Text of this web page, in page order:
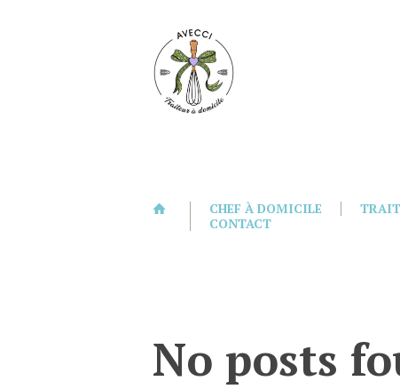
CHEF À DOMICILE
CONTACT
No posts